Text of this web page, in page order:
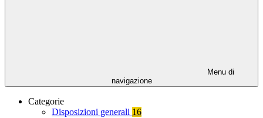
Menu di
navigazione
Categorie
Disposizioni generali 16